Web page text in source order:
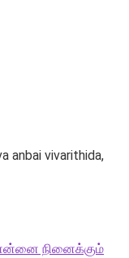
anbai vivarithida,
என்னை நினைக்கும்